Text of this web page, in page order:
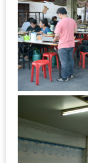
ที่
ต้อง
ห้าม
พลาด
สำหรับ
หนาว
กับ
PING